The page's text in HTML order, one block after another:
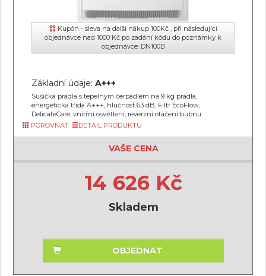
Kupón - sleva na další nákup 100Kč , při následující
objednávce nad 1000 Kč po zadání kódu do poznámky k
objednávce: DN100D
Základní údaje: A+++
Sušička prádla s tepelným čerpadlem na 9 kg prádla,
energetická třída A+++, hlučnost 63 dB, Filtr EcoFlow,
DelicateCare, vnitřní osvětlení, reverzní otáčení bubnu
POROVNAT
DETAIL PRODUKTU
VAŠE CENA
14 626 Kč
Skladem
OBJEDNAT